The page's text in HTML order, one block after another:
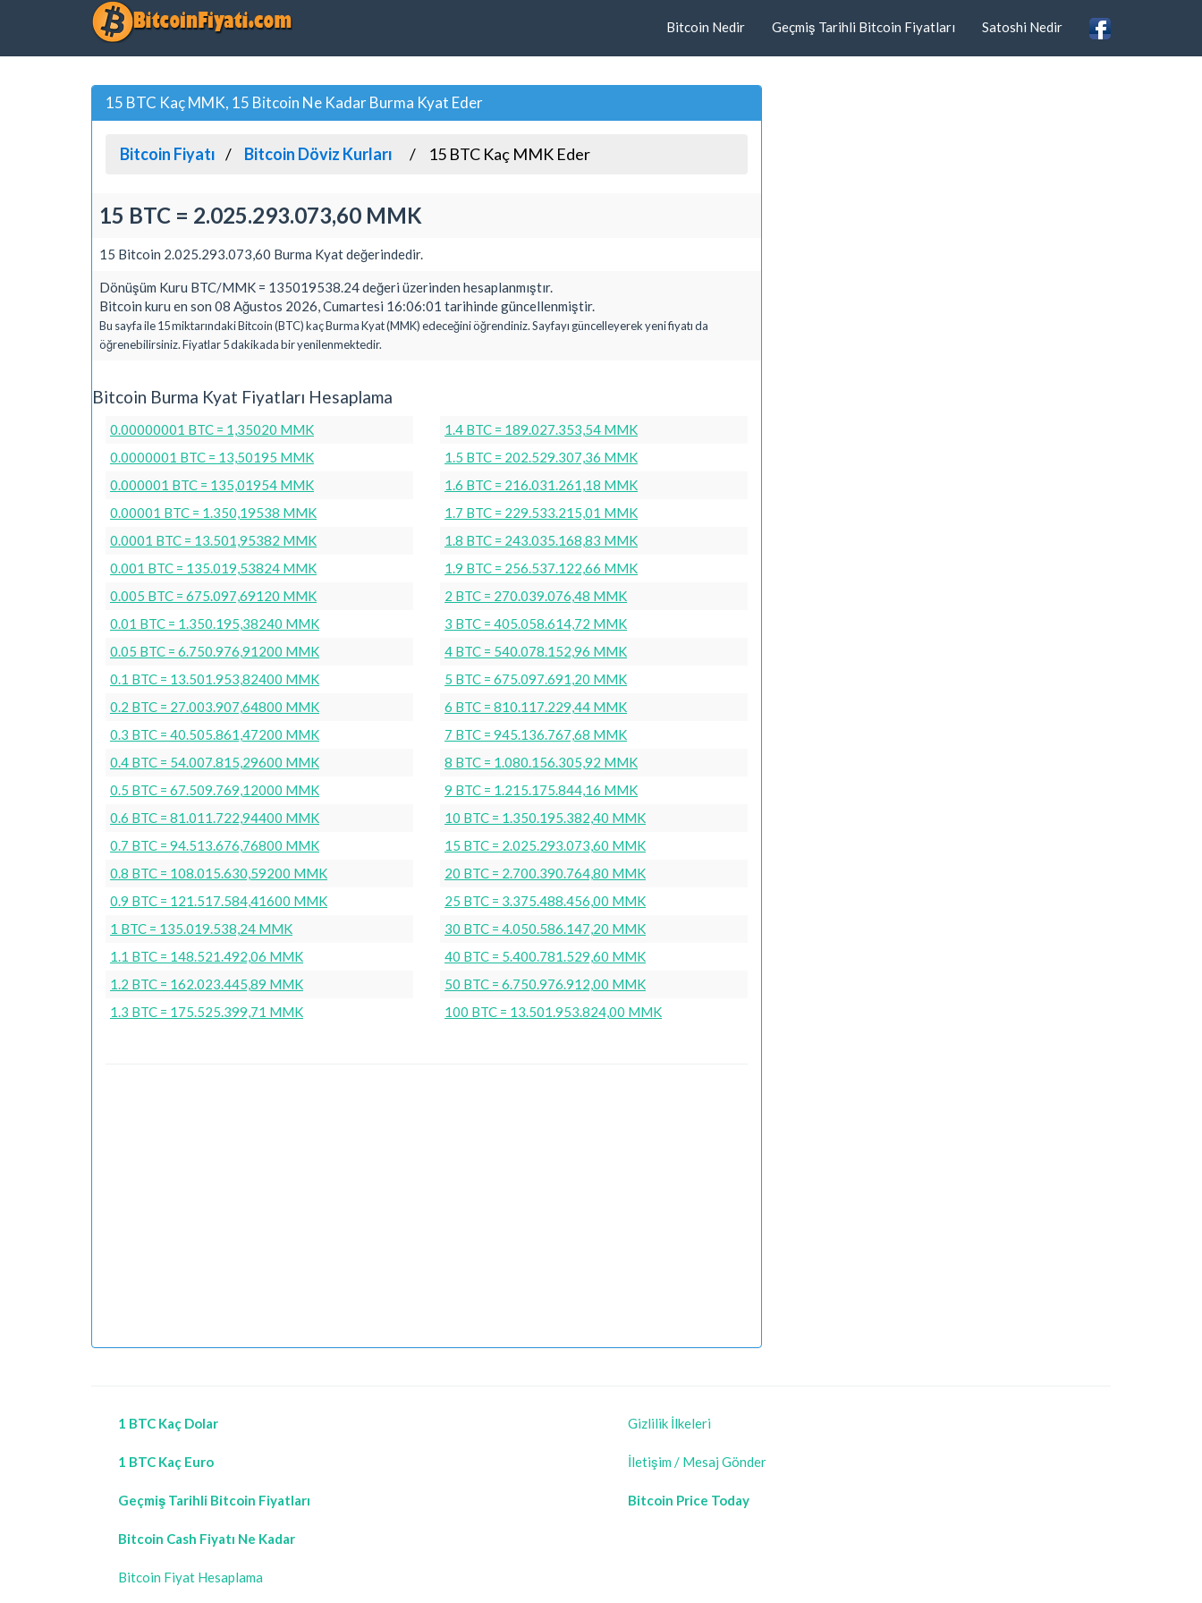
Bitcoin Nedir Geçmiş Tarihli Bitcoin Fiyatları Satoshi Nedir
15 BTC Kaç MMK, 15 Bitcoin Ne Kadar Burma Kyat Eder
Bitcoin Fiyatı Bitcoin Döviz Kurları 15 BTC Kaç MMK Eder
15 BTC = 2.025.293.073,60 MMK
15 Bitcoin 2.025.293.073,60 Burma Kyat değerindedir.
Dönüşüm Kuru BTC/MMK = 135019538.24 değeri üzerinden hesaplanmıştır.
Bitcoin kuru en son 08 Ağustos 2026, Cumartesi 16:06:01 tarihinde güncellenmiştir.
Bu sayfa ile 15 miktarındaki Bitcoin (BTC) kaç Burma Kyat (MMK) edeceğini öğrendiniz. Sayfayı güncelleyerek yeni fiyatı da
öğrenebilirsiniz. Fiyatlar 5 dakikada bir yenilenmektedir.
Bitcoin Burma Kyat Fiyatları Hesaplama
0.00000001 BTC = 1,35020 MMK
0.0000001 BTC = 13,50195 MMK
0.000001 BTC = 135,01954 MMK
0.00001 BTC = 1.350,19538 MMK
0.0001 BTC = 13.501,95382 MMK
0.001 BTC = 135.019,53824 MMK
0.005 BTC = 675.097,69120 MMK
0.01 BTC = 1.350.195,38240 MMK
0.05 BTC = 6.750.976,91200 MMK
0.1 BTC = 13.501.953,82400 MMK
0.2 BTC = 27.003.907,64800 MMK
0.3 BTC = 40.505.861,47200 MMK
0.4 BTC = 54.007.815,29600 MMK
0.5 BTC = 67.509.769,12000 MMK
0.6 BTC = 81.011.722,94400 MMK
0.7 BTC = 94.513.676,76800 MMK
0.8 BTC = 108.015.630,59200 MMK
0.9 BTC = 121.517.584,41600 MMK
1 BTC = 135.019.538,24 MMK
1.1 BTC = 148.521.492,06 MMK
1.2 BTC = 162.023.445,89 MMK
1.3 BTC = 175.525.399,71 MMK
1.4 BTC = 189.027.353,54 MMK
1.5 BTC = 202.529.307,36 MMK
1.6 BTC = 216.031.261,18 MMK
1.7 BTC = 229.533.215,01 MMK
1.8 BTC = 243.035.168,83 MMK
1.9 BTC = 256.537.122,66 MMK
2 BTC = 270.039.076,48 MMK
3 BTC = 405.058.614,72 MMK
4 BTC = 540.078.152,96 MMK
5 BTC = 675.097.691,20 MMK
6 BTC = 810.117.229,44 MMK
7 BTC = 945.136.767,68 MMK
8 BTC = 1.080.156.305,92 MMK
9 BTC = 1.215.175.844,16 MMK
10 BTC = 1.350.195.382,40 MMK
15 BTC = 2.025.293.073,60 MMK
20 BTC = 2.700.390.764,80 MMK
25 BTC = 3.375.488.456,00 MMK
30 BTC = 4.050.586.147,20 MMK
40 BTC = 5.400.781.529,60 MMK
50 BTC = 6.750.976.912,00 MMK
100 BTC = 13.501.953.824,00 MMK
1 BTC Kaç Dolar
1 BTC Kaç Euro
Geçmiş Tarihli Bitcoin Fiyatları
Bitcoin Cash Fiyatı Ne Kadar
Bitcoin Fiyat Hesaplama
Gizlilik İlkeleri
İletişim / Mesaj Gönder
Bitcoin Price Today